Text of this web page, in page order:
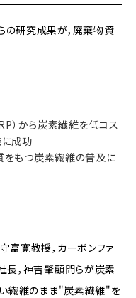
の研究成果が，廃棄物資
）から炭素繊維を低コス
成功
もつ炭素繊維の普及に
富寛教授，カーボンファ
長，神吉肇顧問らが炭素
い繊維のまま"炭素繊維"を